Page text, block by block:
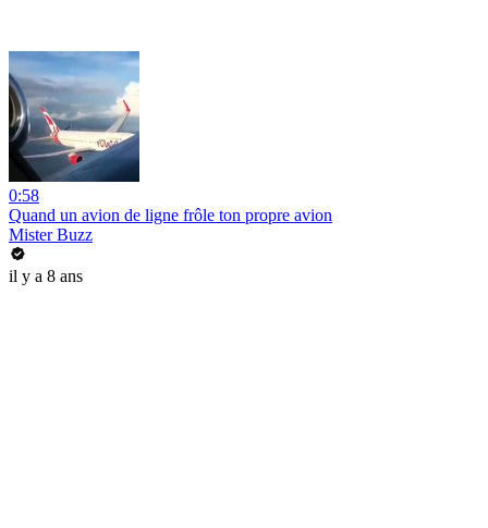
0:58
Quand un avion de ligne frôle ton propre avion
Mister Buzz
il y a 8 ans